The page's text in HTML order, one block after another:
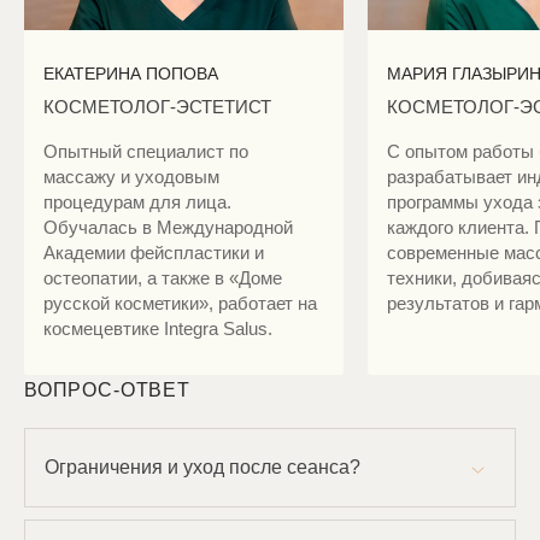
ЕКАТЕРИНА ПОПОВА
КОСМЕТОЛОГ-ЭСТЕТИСТ
Опытный специалист по
массажу и уходовым
процедурам для лица.
Обучалась в Международной
Академии фейспластики и
остеопатии, а также в «Доме
русской косметики», работает на
космецевтике Integra Salus.
МАРИЯ
КОСМЕТОЛОГ-
С опытом работы
разрабатывает
программы ухода
каждого клиента.
современные
техники,
результатов и
ВОПРОС-ОТВЕТ
Ограничения и уход после сеанса?
воздействие солнечных лучей, избегать горячих